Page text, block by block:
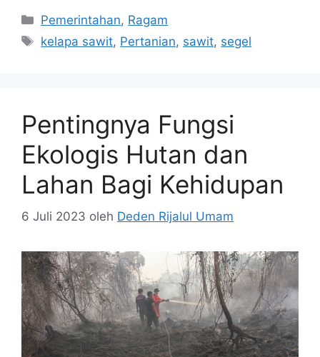
Kategori
Pemerintahan, Ragam
Tag
kelapa sawit, Pertanian, sawit, segel
Pentingnya Fungsi
Ekologis Hutan dan
Lahan Bagi Kehidupan
6 Juli 2023 oleh Deden Rijalul Umam